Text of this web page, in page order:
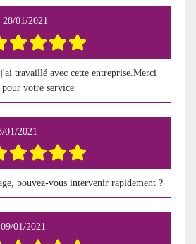
28/01/2021
travaillé avec cette entreprise.Merci
pour votre service
01/2021
pouvez-vous intervenir rapidement ?
09/01/2021